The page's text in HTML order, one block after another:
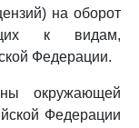
на оборот
к видам,
Федерации.
окружающей
Федерации